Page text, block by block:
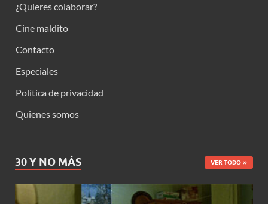
¿Quieres colaborar?
Cine maldito
Contacto
Especiales
Política de privacidad
Quienes somos
30 Y NO MÁS VER TODO